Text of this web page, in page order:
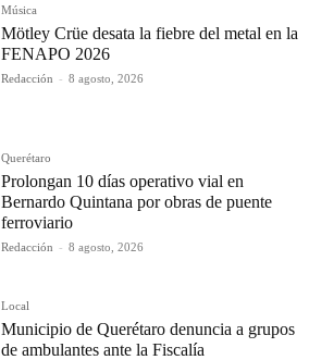
Música
Mötley Crüe desata la fiebre del metal en la
FENAPO 2026
Redacción - 8 agosto, 2026
Querétaro
Prolongan 10 días operativo vial en
Bernardo Quintana por obras de puente
ferroviario
Redacción - 8 agosto, 2026
Local
Municipio de Querétaro denuncia a grupos
de ambulantes ante la Fiscalía